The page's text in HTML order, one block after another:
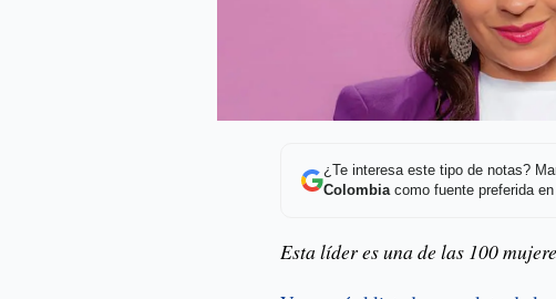
¿Te interesa este tipo de notas?
Colombiacomo fuente preferida en
Esta líder es una de las 100